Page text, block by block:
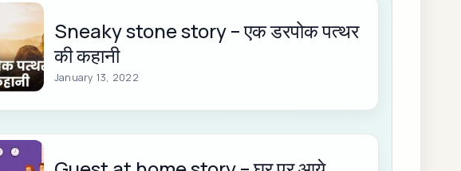
Sneaky stone story – एक डरपोक पत्थर
की कहानी
January 13, 2022